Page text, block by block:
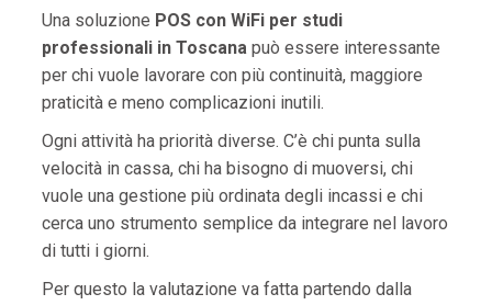
Una soluzione POS con WiFi per studi
professionali in Toscanapuò essere interessante
per chi vuole lavorare con più continuità, maggiore
praticità e meno complicazioni inutili.
Ogni attività ha priorità diverse. C’è chi punta sulla
velocità in cassa, chi ha bisogno di muoversi, chi
vuole una gestione più ordinata degli incassi e chi
cerca uno strumento semplice da integrare nel lavoro
di tutti i giorni.
Per questo la valutazione va fatta partendo dalla